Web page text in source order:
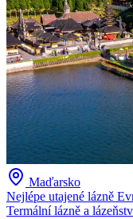
Maďarsko
Nejlépe utajené lázně
Termální lázně a